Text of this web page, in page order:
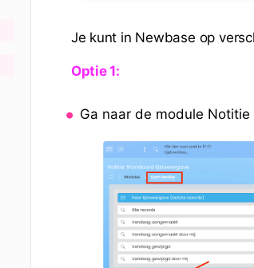
Je kunt in Newbase op
Optie 1:
Ga naar de module